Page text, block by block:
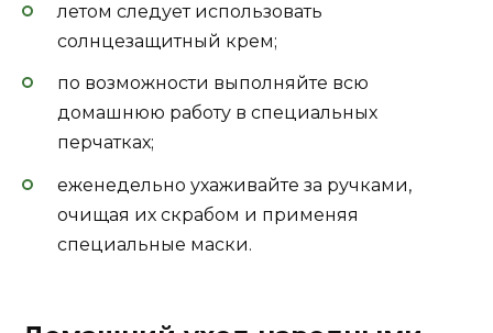
летом следует использовать
солнцезащитный крем;
по возможности выполняйте всю
домашнюю работу в специальных
перчатках;
еженедельно ухаживайте за ручками,
очищая их скрабом и применяя
специальные маски.